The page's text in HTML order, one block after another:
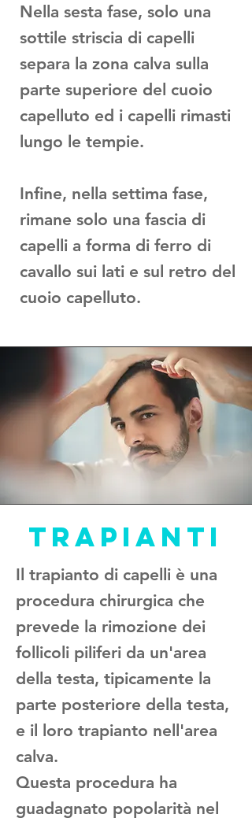
Nella sesta fase, solo una
sottile striscia di capelli
separa la zona calva sulla
parte superiore del cuoio
capelluto ed i capelli rimasti
lungo le tempie.
Infine, nella settima fase,
rimane solo una fascia di
capelli a forma di ferro di
cavallo sui lati e sul retro del
cuoio capelluto.
TRAPIANTI
Il trapianto di capelli è una
procedura chirurgica che
prevede la rimozione dei
follicoli piliferi da un'area
della testa, tipicamente la
parte posteriore della testa,
e il loro trapianto nell'area
calva.
Questa procedura ha
guadagnato popolarità nel